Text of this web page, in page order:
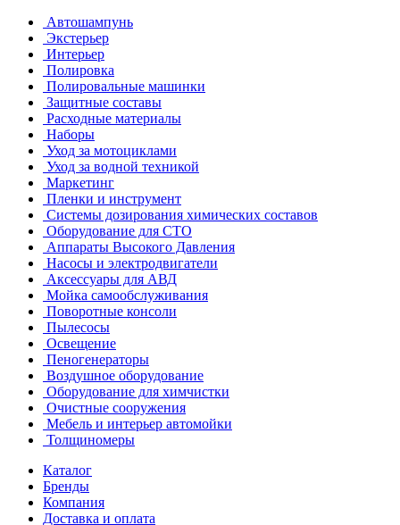
Автошампунь
Экстерьер
Интерьер
Полировка
Полировальные машинки
Защитные составы
Расходные материалы
Наборы
Уход за мотоциклами
Уход за водной техникой
Маркетинг
Пленки и инструмент
Системы дозирования химических составов
Оборудование для СТО
Аппараты Высокого Давления
Насосы и электродвигатели
Аксессуары для АВД
Мойка самообслуживания
Поворотные консоли
Пылесосы
Освещение
Пеногенераторы
Воздушное оборудование
Оборудование для химчистки
Очистные сооружения
Мебель и интерьер автомойки
Толщиномеры
Каталог
Бренды
Компания
Доставка и оплата